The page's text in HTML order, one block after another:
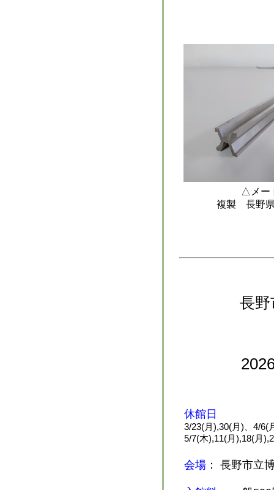
△メー
複製 長野
長野
休館日
3/23(月),30(月)、4/6(
5/7(木),11(月),18(月
会場 ： 長野市立